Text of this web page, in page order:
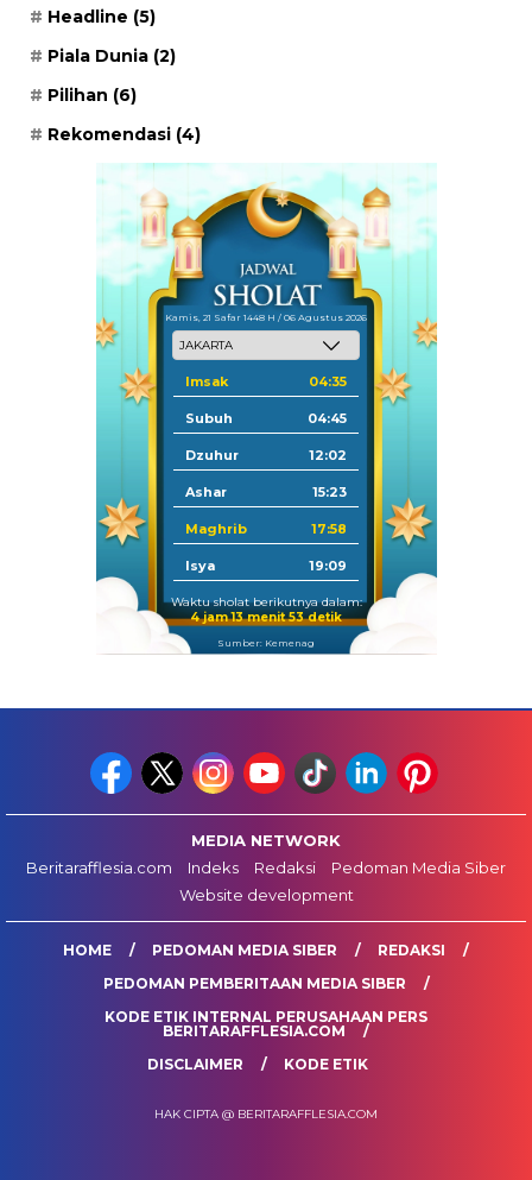
Headline (5)
Piala Dunia (2)
Pilihan (6)
Rekomendasi (4)
Kamis, 21 Safar 1448 H / 06 Agustus 2026
Imsak 04:35
Subuh 04:45
Dzuhur 12:02
Ashar 15:23
Maghrib 17:58
Isya 19:09
Waktu sholat berikutnya dalam:
4 jam 13 menit 52 detik
Sumber: Kemenag
MEDIA NETWORK
Beritarafflesia.com
Indeks Redaksi
Pedoman Media Siber
Website development
HOME PEDOMAN MEDIA SIBER
REDAKSI
PEDOMAN PEMBERITAAN MEDIA SIBER
KODE ETIK INTERNAL PERUSAHAAN PERS
BERITARAFFLESIA.COM
DISCLAIMER
KODE ETIK
HAK CIPTA @ BERITARAFFLESIA.COM